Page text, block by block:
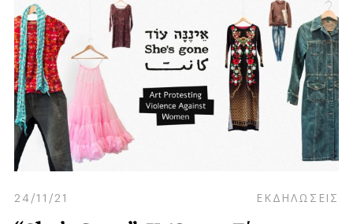
24/11/21 ΕΚΔΗΛΩΣΕΙΣ